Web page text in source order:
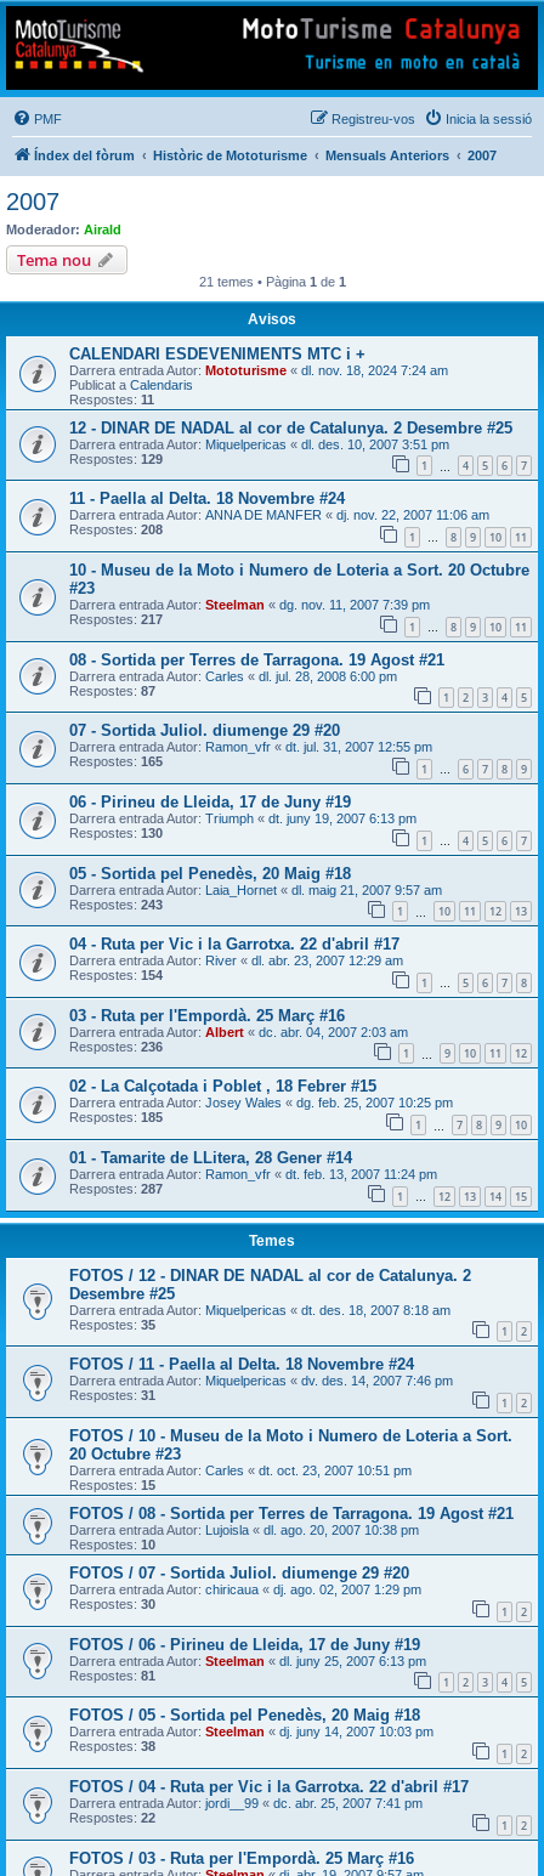
Mototurisme
Turisme en moto en català
PMF Inicia la sessió
Registreu-vos
Índex del fòrum Històric de Mototurisme Mensuals Anteriors 2007
2007
Moderador: Airald
Tema nou
21 temes • Pàgina 1 de 1
Avisos
CALENDARI ESDEVENIMENTS MTC i +
Darrera entrada Autor: Mototurisme « dl. nov. 18, 2024 7:24 am
Publicat a Calendaris
Respostes: 11
12 - DINAR DE NADAL al cor de Catalunya. 2 Desembre #25
Darrera entrada Autor: Miquelpericas « dl. des. 10, 2007 3:51 pm
Respostes: 129 1 4 5 6 7
11 - Paella al Delta. 18 Novembre #24
Darrera entrada Autor: ANNA DE MANFER « dj. nov. 22, 2007 11:06 am
Respostes: 208 1 … 8 9 10 11
10 - Museu de la Moto i Numero de Loteria a Sort. 20 Octubre
#23
Darrera entrada Autor: Steelman « dg. nov. 11, 2007 7:39 pm
Respostes: 217 1 … 8 9 10 11
08 - Sortida per Terres de Tarragona. 19 Agost #21
Darrera entrada Autor: Carles « dl. jul. 28, 2008 6:00 pm
Respostes: 87 1 2 3 4 5
07 - Sortida Juliol. diumenge 29 #20
Darrera entrada Autor: Ramon_vfr « dt. jul. 31, 2007 12:55 pm
Respostes: 165 1 … 6 7 8 9
06 - Pirineu de Lleida, 17 de Juny #19
Darrera entrada Autor: Triumph « dt. juny 19, 2007 6:13 pm
Respostes: 130 1 4 5 6 7
05 - Sortida pel Penedès, 20 Maig #18
Darrera entrada Autor: Laia_Hornet « dl. maig 21, 2007 9:57 am
Respostes: 243 1 10 11 12 13
04 - Ruta per Vic i la Garrotxa. 22 d'abril #17
Darrera entrada Autor: River « dl. abr. 23, 2007 12:29 am
Respostes: 154 1 … 5 6 7 8
03 - Ruta per l'Empordà. 25 Març #16
Darrera entrada Autor: Albert « dc. abr. 04, 2007 2:03 am
Respostes: 236 1 9 10 11 12
02 - La Calçotada i Poblet , 18 Febrer #15
Darrera entrada Autor: Josey Wales « dg. feb. 25, 2007 10:25 pm
Respostes: 185 1 7 8 9 10
01 - Tamarite de LLitera, 28 Gener #14
Darrera entrada Autor: Ramon_vfr « dt. feb. 13, 2007 11:24 pm
Respostes: 287 1 … 12 13 14 15
Temes
FOTOS / 12 - DINAR DE NADAL al cor de Catalunya. 2
Desembre #25
Darrera entrada Autor: Miquelpericas « dt. des. 18, 2007 8:18 am
Respostes: 35 1 2
FOTOS / 11 - Paella al Delta. 18 Novembre #24
Darrera entrada Autor: Miquelpericas « dv. des. 14, 2007 7:46 pm
Respostes: 31 1 2
FOTOS / 10 - Museu de la Moto i Numero de Loteria a Sort.
20 Octubre #23
Darrera entrada Autor: Carles « dt. oct. 23, 2007 10:51 pm
Respostes: 15
FOTOS / 08 - Sortida per Terres de Tarragona. 19 Agost #21
Darrera entrada Autor: Lujoisla « dl. ago. 20, 2007 10:38 pm
Respostes: 10
FOTOS / 07 - Sortida Juliol. diumenge 29 #20
Darrera entrada Autor: chiricaua « dj. ago. 02, 2007 1:29 pm
Respostes: 30 1 2
FOTOS / 06 - Pirineu de Lleida, 17 de Juny #19
Darrera entrada Autor: Steelman « dl. juny 25, 2007 6:13 pm
Respostes: 81 1 2 3 4 5
FOTOS / 05 - Sortida pel Penedès, 20 Maig #18
Darrera entrada Autor: Steelman « dj. juny 14, 2007 10:03 pm
Respostes: 38 1 2
FOTOS / 04 - Ruta per Vic i la Garrotxa. 22 d'abril #17
Darrera entrada Autor: jordi__99 « dc. abr. 25, 2007 7:41 pm
Respostes: 22 1 2
FOTOS / 03 - Ruta per l'Empordà. 25 Març #16